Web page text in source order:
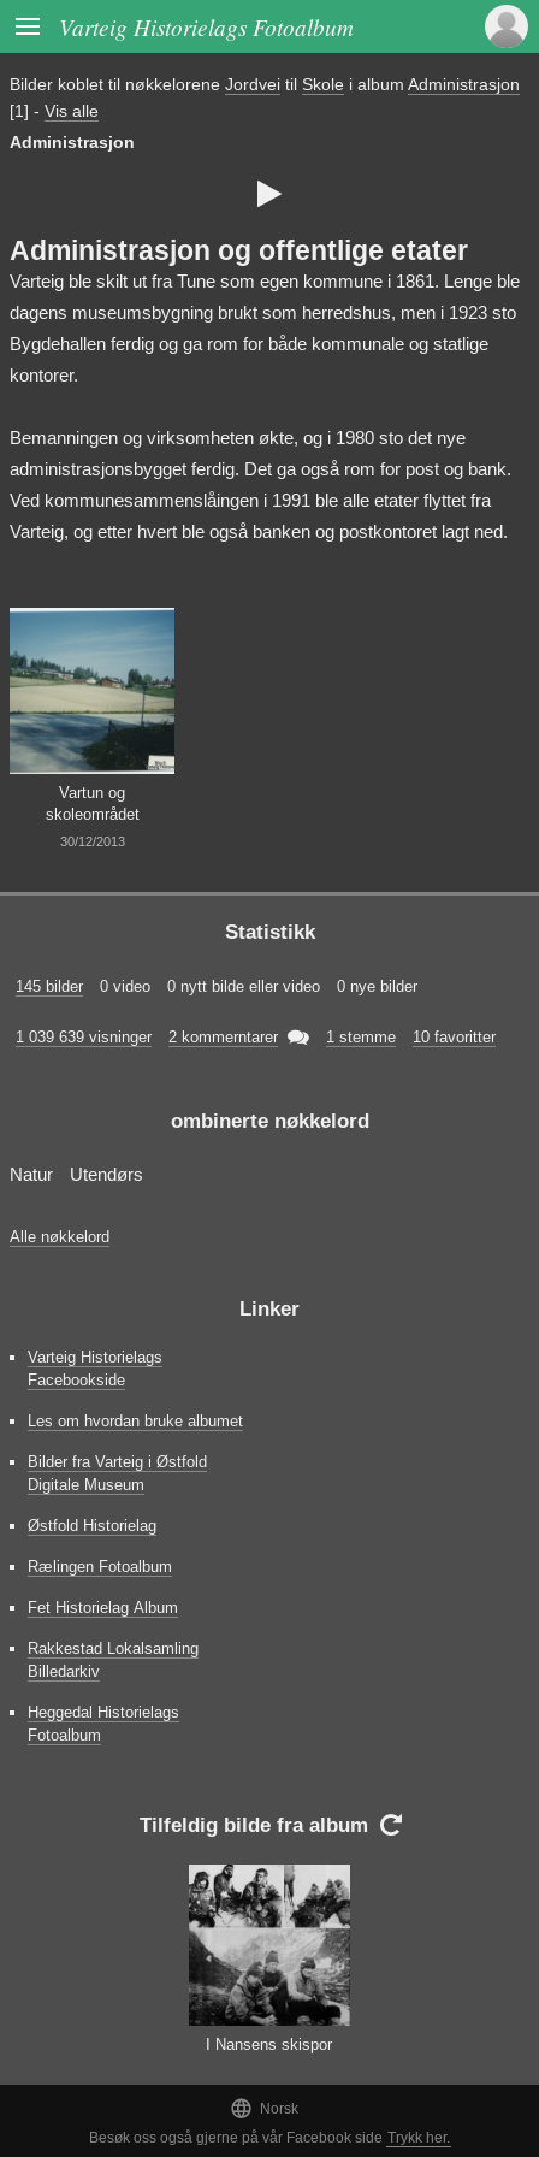
 Varteig Historielags Fotoalbum
Bilder koblet til nøkkelorene Jordvei til Skole i album Administrasjon
[1] - Vis alle
Administrasjon

Administrasjon og offentlige etater
Varteig ble skilt ut fra Tune som egen kommune i 1861. Lenge ble
dagens museumsbygning brukt som herredshus, men i 1923 sto
Bygdehallen ferdig og ga rom for både kommunale og statlige
kontorer.
Bemanningen og virksomheten økte, og i 1980 sto det nye
administrasjonsbygget ferdig. Det ga også rom for post og bank.
Ved kommunesammenslåingen i 1991 ble alle etater flyttet fra
Varteig, og etter hvert ble også banken og postkontoret lagt ned.
Vartun og
skoleområdet
30/12/2013
Statistikk
145 bilder 0 video 0 nytt bilde eller video 0 nye bilder
1 039 639 visninger 2 kommerntarer  1 stemme 10 favoritter
ombinerte nøkkelord
Natur Utendørs
Alle nøkkelord
Linker
Varteig Historielags
Facebookside
Les om hvordan bruke albumet
Bilder fra Varteig i Østfold
Digitale Museum
Østfold Historielag
Rælingen Fotoalbum
Fet Historielag Album
Rakkestad Lokalsamling
Billedarkiv
Heggedal Historielags
Fotoalbum
Tilfeldig bilde fra album 
I Nansens skispor

Norsk
Besøk oss også gjerne på vår Facebook side
Trykk her.